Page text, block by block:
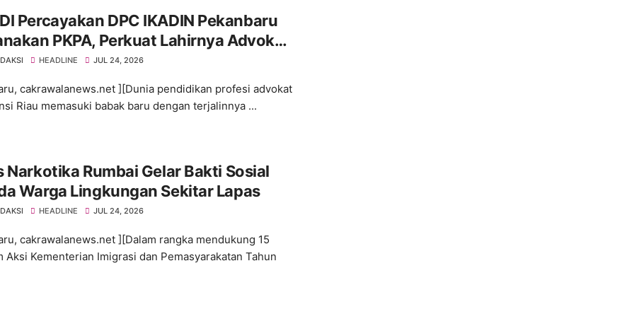
Percayakan DPC IKADIN Pekanbaru
PKPA, Perkuat Lahirnya Advokat
HEADLINE JUL 24, 2026
cakrawalanews.net ][Dunia pendidikan profesi advokat
Riau memasuki babak baru dengan terjalinnya ...
Narkotika Rumbai Gelar Bakti Sosial
Warga Lingkungan Sekitar Lapas
HEADLINE JUL 24, 2026
cakrawalanews.net ][Dalam rangka mendukung 15
Aksi Kementerian Imigrasi dan Pemasyarakatan Tahun